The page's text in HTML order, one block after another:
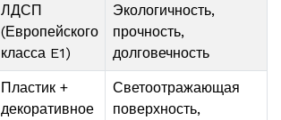
ЛДСП
(Европейского
класса E1)
Экологичность,
прочность,
долговечность
Пластик +
декоративное
Светоотражающая
поверхность,